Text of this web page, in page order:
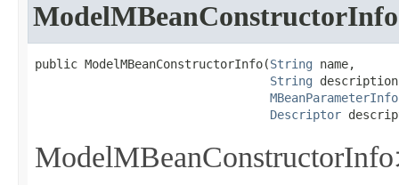
ModelMBeanConstructorInfo
public ModelMBeanConstructorInfo​(String name,
String
MBeanParameterInfo
Descriptor